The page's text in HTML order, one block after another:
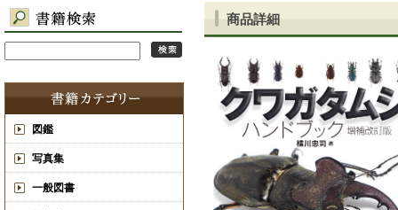
図鑑
写真集
一般図書
商品詳細